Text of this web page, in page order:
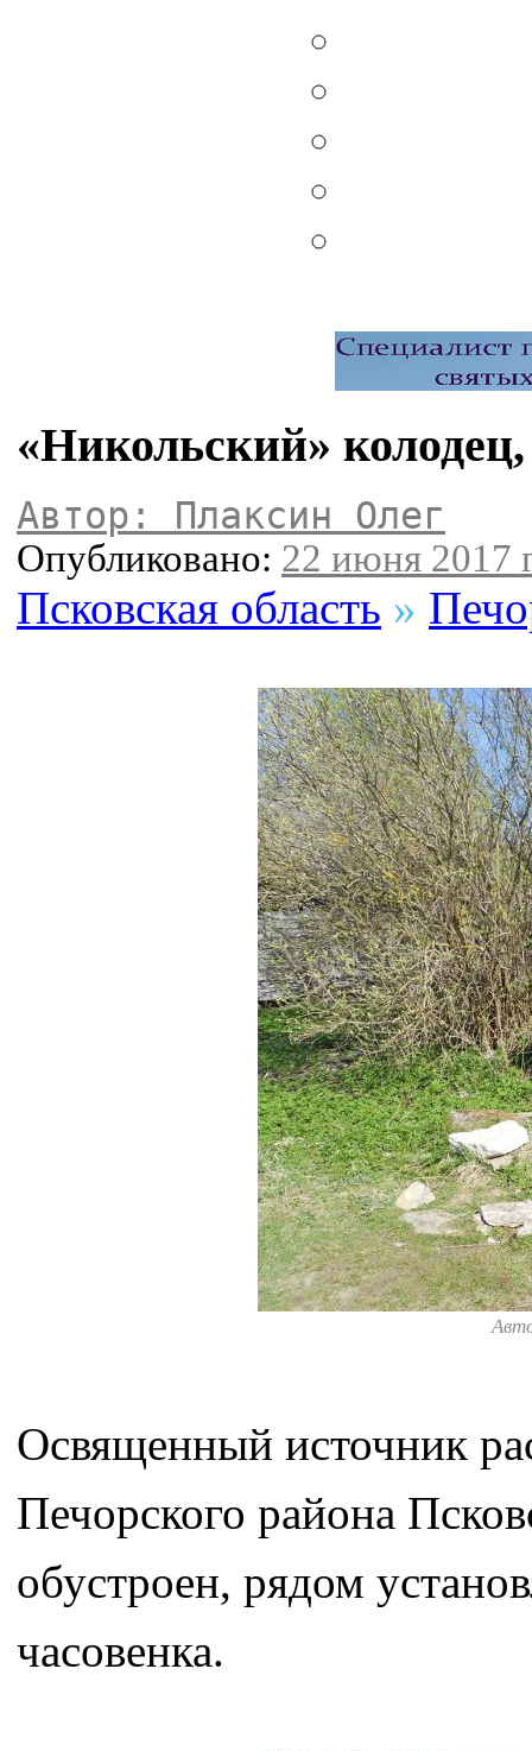
«Никольский»
Автор: Плаксин Олег
Опубликовано: 22 июня 2017
Псковская область »
Освященный источник
Печорского района
обустроен, рядом
часовенка.